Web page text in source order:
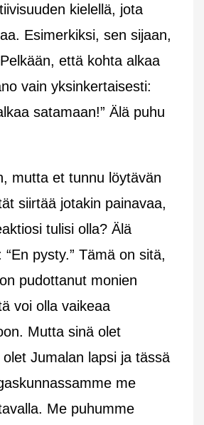
kielellä, jota
Esimerkiksi, sen sijaan,
että kohta alkaa
vain yksinkertaisesti:
satamaan!” Älä puhu
mutta et tunnu löytävän
siirtää jotakin painavaa,
tulisi olla? Älä
pysty.” Tämä on sitä,
pudottanut monien
voi olla vaikeaa
Mutta sinä olet
Jumalan lapsi ja tässä
me
Me puhumme